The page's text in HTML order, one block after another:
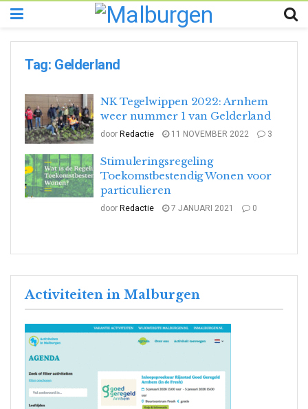
Tag: Gelderland
NK Tegelwippen 2022: Arnhem
weer nummer 1 van Gelderland
door Redactie 11 NOVEMBER 2022 3
Stimuleringsregeling
Toekomstbestendig Wonen voor
particulieren
door Redactie 7 JANUARI 2021 0
Activiteiten in Malburgen